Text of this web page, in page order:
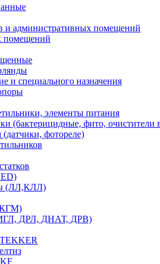
и административных помещений
помещений
и специального назначения
элементы питания
(бактерицидные, фито, очистители
фотореле)
(ЛЛ,КЛЛ)
КГМ)
ДРЛ, ДНАТ, ДРВ)